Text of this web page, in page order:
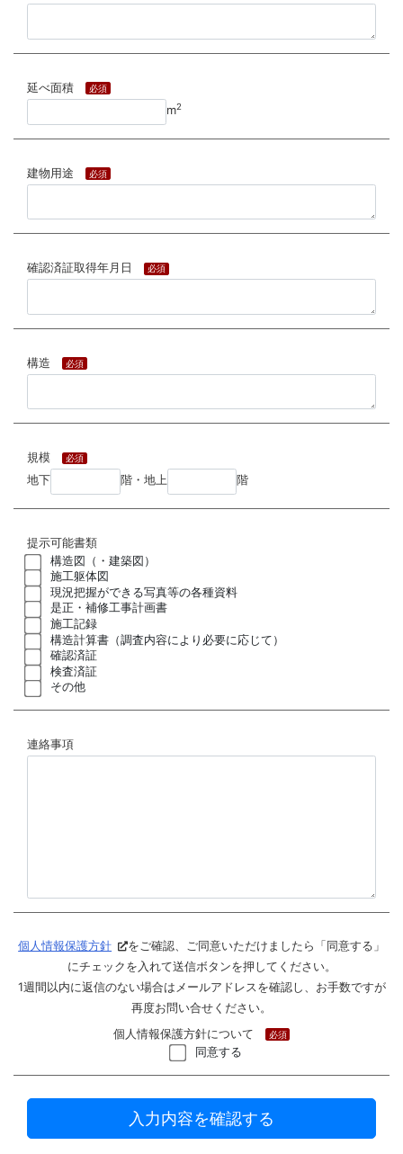
延べ面積 必須
m2
建物用途 必須
確認済証取得年月日 必須
構造 必須
規模 必須
地下 階・地上 階
提示可能書類
構造図（・建築図）
施工躯体図
現況把握ができる写真等の各種資料
是正・補修工事計画書
施工記録
構造計算書（調査内容により必要に応じて）
確認済証
検査済証
その他
連絡事項
個人情報保護方針
をご確認、ご同意いただけましたら「同意する」
にチェックを入れて送信ボタンを押してください。
1週間以内に返信のない場合はメールアドレスを確認し、お手数ですが
再度お問い合せください。
個人情報保護方針について
必須
同意する
入力内容を確認する